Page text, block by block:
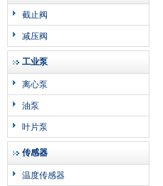
截止阀
减压阀
工业泵
离心泵
油泵
叶片泵
传感器
温度传感器